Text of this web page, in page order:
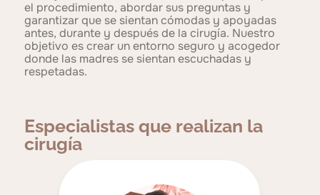
el procedimiento, abordar sus preguntas y
garantizar que se sientan cómodas y apoyadas
antes, durante y después de la cirugía. Nuestro
objetivo es crear un entorno seguro y acogedor
donde las madres se sientan escuchadas y
respetadas.
Especialistas que realizan la
cirugía